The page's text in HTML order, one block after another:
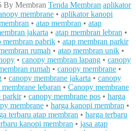
By Membran Tenda Membran aplikator
membrane • aplikator kanopi
• atap membran • atap
jakarta • atap membran lebran •
membran pabrik • atap membran parkir
rumah • atap membran unik •
• canopy membran lapang • canopy
rumah • canopy membrane •
• canopy membrane jakarta • canopy
lebaran • Canopy membrane
parkir• canopy membrane pos • harga
membrane • harga kanopi membran •
terbaru atap membran • harga terbaru
kanopi membran • jasa atap